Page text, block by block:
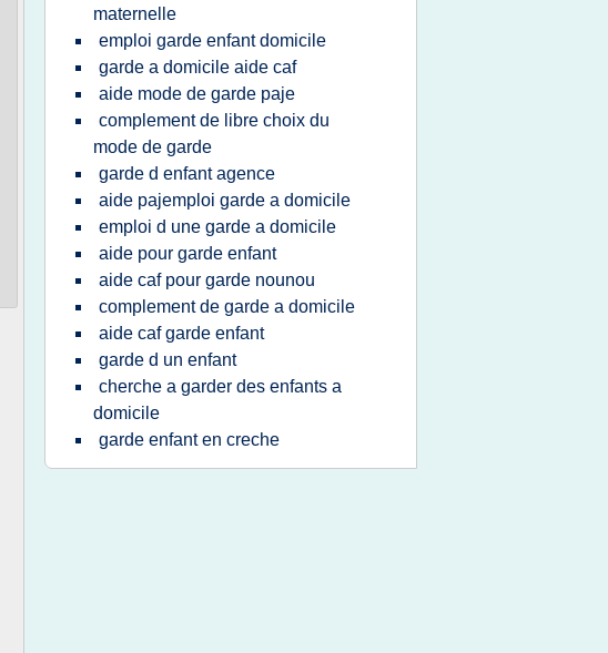
maternelle
emploi garde enfant domicile
garde a domicile aide caf
aide mode de garde paje
complement de libre choix du
mode de garde
garde d enfant agence
aide pajemploi garde a domicile
emploi d une garde a domicile
aide pour garde enfant
aide caf pour garde nounou
complement de garde a domicile
aide caf garde enfant
garde d un enfant
cherche a garder des enfants a
domicile
garde enfant en creche